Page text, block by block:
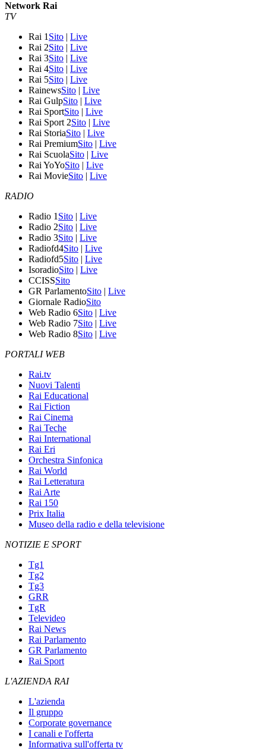
Network Rai
TV
Rai 1 Sito | Live
Rai 2Sito | Live
Rai 3Sito | Live
Rai 4Sito | Live
Rai 5Sito | Live
RainewsSito | Live
Rai GulpSito | Live
Rai SportSito | Live
Rai Sport 2Sito | Live
Rai StoriaSito | Live
Rai PremiumSito | Live
Rai ScuolaSito | Live
Rai YoYoSito | Live
Rai MovieSito | Live
RADIO
Radio 1 Sito | Live
Radio 2Sito | Live
Radio 3Sito | Live
Radiofd4Sito | Live
Radiofd5Sito | Live
IsoradioSito | Live
CCISSSito
GR ParlamentoSito | Live
Giornale RadioSito
Web Radio 6Sito | Live
Web Radio 7Sito | Live
Web Radio 8Sito | Live
PORTALI WEB
Rai.tv
Nuovi Talenti
Rai Educational
Rai Fiction
Rai Cinema
Rai Teche
Rai International
Rai Eri
Orchestra Sinfonica
Rai World
Rai Letteratura
Rai Arte
Rai 150
Prix Italia
Museo della radio e della televisione
NOTIZIE E SPORT
Tg1
Tg2
Tg3
GRR
TgR
Televideo
Rai News
Rai Parlamento
GR Parlamento
Rai Sport
L'AZIENDA RAI
L'azienda
Il gruppo
Corporate governance
I canali e l'offerta
Informativa sull'offerta tv